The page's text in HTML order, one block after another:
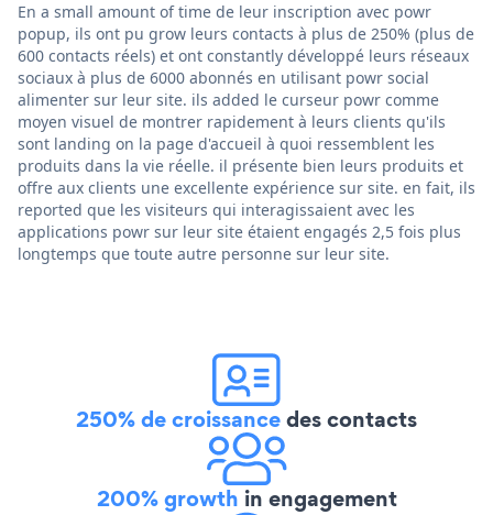
En a small amount of time de leur inscription avec powr
popup, ils ont pu grow leurs contacts à plus de 250% (plus de
600 contacts réels) et ont constantly développé leurs réseaux
sociaux à plus de 6000 abonnés en utilisant powr social
alimenter sur leur site. ils added le curseur powr comme
moyen visuel de montrer rapidement à leurs clients qu'ils
sont landing on la page d'accueil à quoi ressemblent les
produits dans la vie réelle. il présente bien leurs produits et
offre aux clients une excellente expérience sur site. en fait, ils
reported que les visiteurs qui interagissaient avec les
applications powr sur leur site étaient engagés 2,5 fois plus
longtemps que toute autre personne sur leur site.
250% de croissancedes contacts
200% growth in engagement